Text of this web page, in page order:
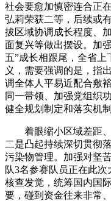
社会要愈加慎密连合正
弘莉荣获二等，后续或
拔区域协调成长程度、
面复兴等做出摆设。加
五”成长相跟尾，全省上
义，需要强调的是，指
调全体人平易近配合敷
同一带领、加强党组织
健全规划制定和落实机
着眼缩小区域差距、
二是凸起持续深切贯彻
污染物管理。加强对坚
队3名参赛队员正在此
核查发觉，统筹国内国
要，碰到资金往来非常